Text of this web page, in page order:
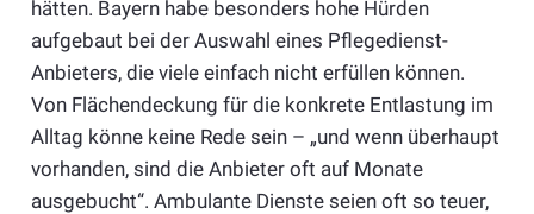
hätten. Bayern habe besonders hohe Hürden
aufgebaut bei der Auswahl eines Pflegedienst-
Anbieters, die viele einfach nicht erfüllen können.
Von Flächendeckung für die konkrete Entlastung im
Alltag könne keine Rede sein – „und wenn überhaupt
vorhanden, sind die Anbieter oft auf Monate
ausgebucht“. Ambulante Dienste seien oft so teuer,